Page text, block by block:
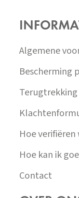
Algemene
Bescherming
Hoe
Hoe kan ik
Contact